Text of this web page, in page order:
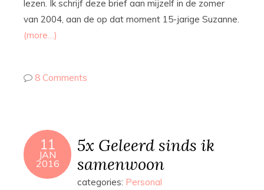
lezen. Ik schrijf deze brief aan mijzelf in de zomer
van 2004, aan de op dat moment 15-jarige Suzanne.
(more…)
8 Comments
11
JAN
2016
5x Geleerd sinds ik
samenwoon
categories: Personal